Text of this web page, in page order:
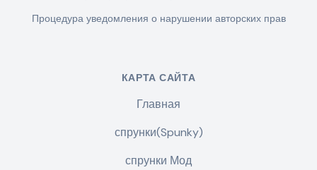
Процедура уведомления о нарушении авторских прав
КАРТА САЙТА
Главная
спрунки(Spunky)
спрунки Мод